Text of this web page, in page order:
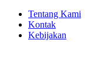
Tentang Kami
Kontak
Kebijakan